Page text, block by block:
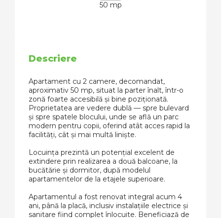
50 mp
Descriere
Apartament cu 2 camere, decomandat,
aproximativ 50 mp, situat la parter înalt, într-o
zonă foarte accesibilă și bine poziționată.
Proprietatea are vedere dublă — spre bulevard
și spre spatele blocului, unde se află un parc
modern pentru copii, oferind atât acces rapid la
facilități, cât și mai multă liniște.
Locuința prezintă un potențial excelent de
extindere prin realizarea a două balcoane, la
bucătărie și dormitor, după modelul
apartamentelor de la etajele superioare.
Apartamentul a fost renovat integral acum 4
ani, până la placă, inclusiv instalațiile electrice și
sanitare fiind complet înlocuite. Beneficiază de